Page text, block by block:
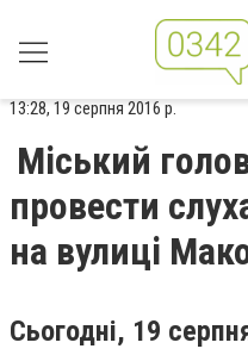
13:28, 19 серпня 2016 р.
Міський
провести
на вулиці
Сьогодні, 19